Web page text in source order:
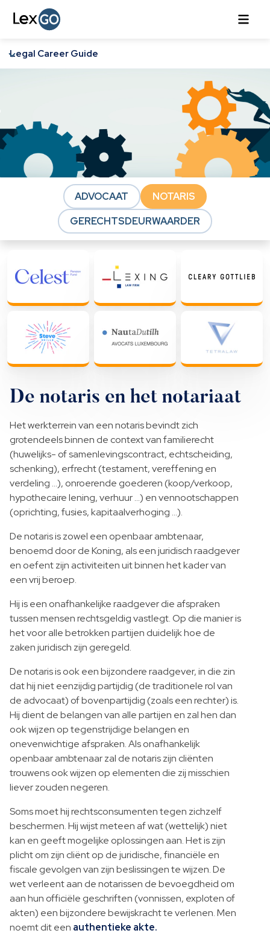
Legal Career Guide
ADVOCAAT
NOTARIS
GERECHTSDEURWAARDER
De notaris en het notariaat
Het werkterrein van een notaris bevindt zich
grotendeels binnen de context van familierecht
(huwelijks- of samenlevingscontract, echtscheiding,
schenking), erfrecht (testament, vereffening en
verdeling …), onroerende goederen (koop/verkoop,
hypothecaire lening, verhuur …) en vennootschappen
(oprichting, fusies, kapitaalverhoging …).
De notaris is zowel een openbaar ambtenaar,
benoemd door de Koning, als een juridisch raadgever
en oefent zijn activiteiten uit binnen het kader van
een vrij beroep.
Hij is een onafhankelijke raadgever die afspraken
tussen mensen rechtsgeldig vastlegt. Op die manier is
het voor alle betrokken partijen duidelijk hoe de
zaken juridisch zijn geregeld.
De notaris is ook een bijzondere raadgever, in die zin
dat hij niet eenzijdig partijdig (de traditionele rol van
de advocaat) of bovenpartijdig (zoals een rechter) is.
Hij dient de belangen van alle partijen en zal hen dan
ook wijzen op tegenstrijdige belangen en
onevenwichtige afspraken. Als onafhankelijk
openbaar ambtenaar zal de notaris zijn cliënten
trouwens ook wijzen op elementen die zij misschien
liever zouden negeren.
Soms moet hij rechtsconsumenten tegen zichzelf
beschermen. Hij wijst meteen af wat (wettelijk) niet
kan en geeft mogelijke oplossingen aan. Het is zijn
plicht om zijn cliënt op de juridische, financiële en
fiscale gevolgen van zijn beslissingen te wijzen. De
wet verleent aan de notarissen de bevoegdheid om
aan hun officiële geschriften (vonnissen, exploten of
akten) een bijzondere bewijskracht te verlenen. Men
noemt dit een authentieke akte.